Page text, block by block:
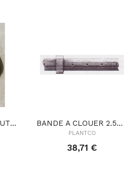
BANDE A CLOUER JUTE 6CMX25ML BIO BANDE A CLOUER 2.5CMX25ML + 25 COULANTS
PLANTCO
38,71 €